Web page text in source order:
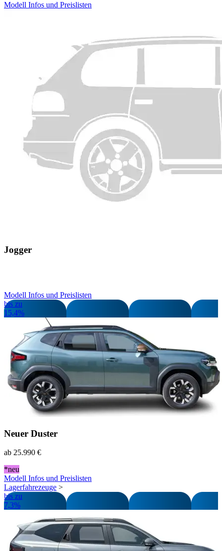
Modell Infos und Preislisten
Jogger
Modell Infos und Preislisten
bis zu
15,4%
Neuer Duster
ab 25.990 €
*neu
Modell Infos und Preislisten
Lagerfahrezeuge >
bis zu
7,3%